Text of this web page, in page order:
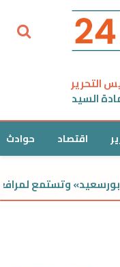
التحرير
السيد
اقتصاد حوادث
وتستمع